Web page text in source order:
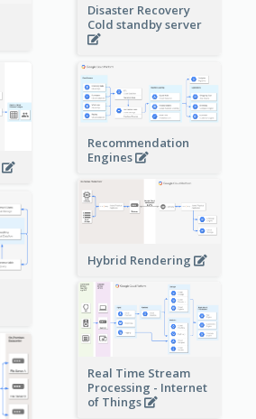
Disaster Recovery
Cold standby server
Recommendation
Engines
Hybrid Rendering
Real Time Stream
Processing - Internet
of Things